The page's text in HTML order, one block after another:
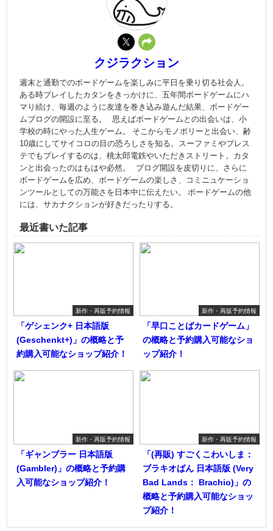
クジラクション
週末と通勤でのボードゲームを楽しみに平日を乗り切る社会人。
ある時プレイしたカタンをきっかけに、五年間ボードゲームにハ
マり続け、毎週のように友達を巻き込み遊んだ結果、ボードゲー
ムブログの開設に至る。 思えばボードゲームとの出会いは、小
学校の時にやった人生ゲーム。 そこからモノポリーと出会い、齢
10歳にしてサイコロの目の恐ろしさを知る。スーファミやプレス
テでもプレイするのは、桃太郎電鉄やいただきストリート。カタ
ンと出会ったのはもはや必然。 ブログ開設を皮切りに、さらに
ボードゲームを広め、ボードゲームの楽しさ、コミニュケーショ
ンツールとしての万能さを日本中に伝えたい。 ボードゲームの他
には、サカナクションが好きだったりする。
最近書いた記事
新作・再販予約情報
「ゲシェンク+ 日本語版
(Geschenkt+)」の概略と予
約購入可能なショップ紹介！
新作・再販予約情報
「早口ことばカードゲーム」
の概略と予約購入可能なショ
ップ紹介！
新作・再販予約情報
「ギャンブラー 日本語版
(Gambler)」の概略と予約購
入可能なショップ紹介！
新作・再販予約情報
「(再販) すごくこわいしま：
ブラキオばん 日本語版 (Very
Bad Lands： Brachio)」の
概略と予約購入可能なショッ
プ紹介！